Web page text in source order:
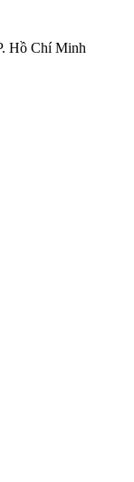
Hồ Chí Minh